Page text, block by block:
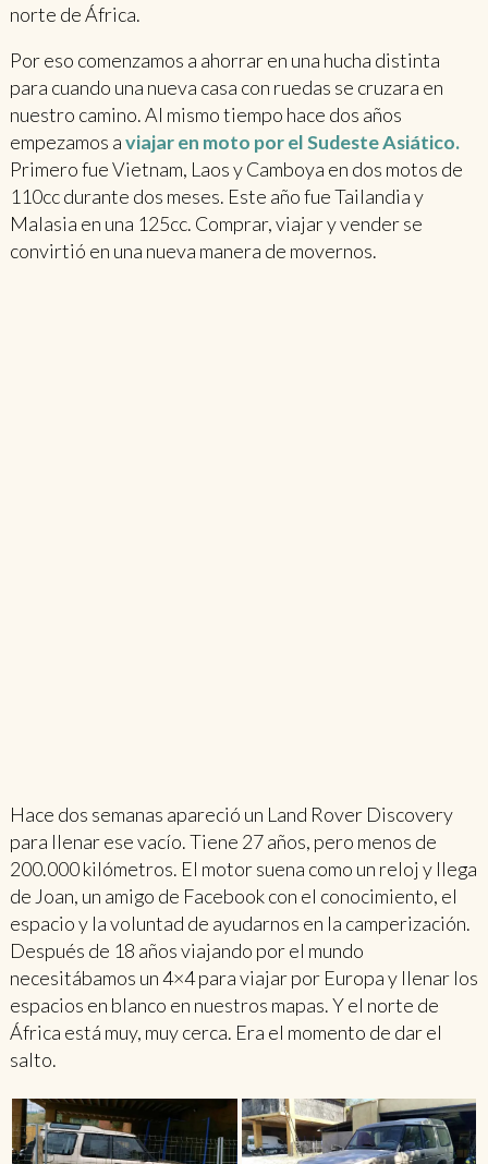
norte de África.
Por eso comenzamos a ahorrar en una hucha distinta
para cuando una nueva casa con ruedas se cruzara en
nuestro camino. Al mismo tiempo hace dos años
empezamos aviajar en moto por el Sudeste Asiático.
Primero fue Vietnam, Laos y Camboya en dos motos de
110cc durante dos meses. Este año fue Tailandia y
Malasia en una 125cc. Comprar, viajar y vender se
convirtió en una nueva manera de movernos.
Hace dos semanas apareció un Land Rover Discovery
para llenar ese vacío. Tiene 27 años, pero menos de
200.000 kilómetros. El motor suena como un reloj y llega
de Joan, un amigo de Facebook con el conocimiento, el
espacio y la voluntad de ayudarnos en la camperización.
Después de 18 años viajando por el mundo
necesitábamos un 4×4 para viajar por Europa y llenar los
espacios en blanco en nuestros mapas. Y el norte de
África está muy, muy cerca. Era el momento de dar el
salto.